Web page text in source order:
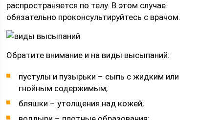
распространяется по телу. В этом случае
обязательно проконсультируйтесь с врачом.
Обратите внимание и на виды высыпаний:
пустулы и пузырьки – сыпь с жидким или
гнойным содержимым;
бляшки – утолщения над кожей;